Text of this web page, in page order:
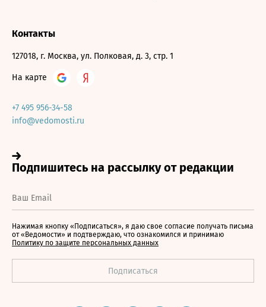
Контакты
127018, г. Москва, ул. Полковая, д. 3, стр. 1
На карте
+7 495 956-34-58
info@vedomosti.ru
Нажимая кнопку «Подписаться», я даю свое согласие получать письма
от «Ведомости» и подтверждаю, что ознакомился и принимаю
Политику по защите персональных данных